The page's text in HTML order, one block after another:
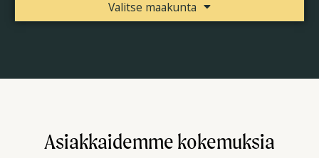
Valitse maakunta
Asiakkaidemme kokemuksia